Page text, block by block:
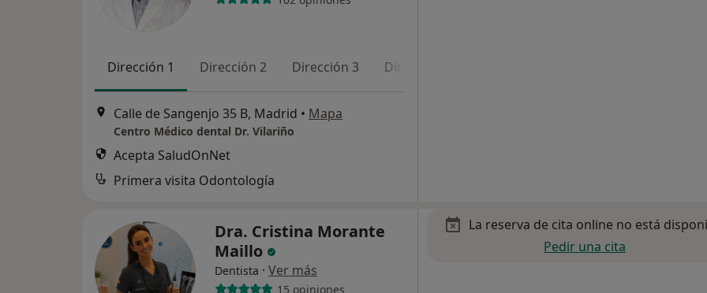
Dirección 1 Dirección 2 Dirección 3 Dirección 4
Calle de Sangenjo 35 B, Madrid • Mapa
Centro Médico dental Dr. Vilariño
Acepta SaludOnNet
Primera visita Odontología
Dra. Cristina Morante
Maillo
Dentista · Ver más
15 opiniones
La reserva de cita online no está
Pedir una cita